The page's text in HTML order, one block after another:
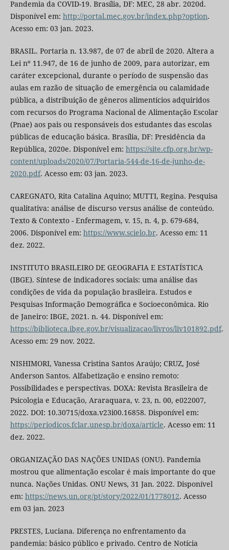
Pandemia da COVID-19. Brasília, DF: MEC, 28 abr. 2020d.
Disponível em: http://portal.mec.gov.br/index.php?option.
Acesso em: 03 jan. 2023.
BRASIL. Portaria n. 13.987, de 07 de abril de 2020. Altera a
Lei nº 11.947, de 16 de junho de 2009, para autorizar, em
caráter excepcional, durante o período de suspensão das
aulas em razão de situação de emergência ou calamidade
pública, a distribuição de gêneros alimentícios adquiridos
com recursos do Programa Nacional de Alimentação Escolar
(Pnae) aos pais ou responsáveis dos estudantes das escolas
públicas de educação básica. Brasília, DF: Presidência da
República, 2020e. Disponível em: https://site.cfp.org.br/wp-
content/uploads/2020/07/Portaria-544-de-16-de-junho-de-
2020.pdf. Acesso em: 03 jan. 2023.
CAREGNATO, Rita Catalina Aquino; MUTTI, Regina. Pesquisa
qualitativa: análise de discurso versus análise de conteúdo.
Texto & Contexto - Enfermagem, v. 15, n. 4, p. 679-684,
2006. Disponível em: https://www.scielo.br. Acesso em: 11
dez. 2022.
INSTITUTO BRASILEIRO DE GEOGRAFIA E ESTATÍSTICA
(IBGE). Síntese de indicadores sociais: uma análise das
condições de vida da população brasileira. Estudos e
Pesquisas Informação Demográfica e Socioeconômica. Rio
de Janeiro: IBGE, 2021. n. 44. Disponível em:
https://biblioteca.ibge.gov.br/visualizacao/livros/liv101892.pdf.
Acesso em: 29 nov. 2022.
NISHIMORI, Vanessa Cristina Santos Araújo; CRUZ, José
Anderson Santos. Alfabetização e ensino remoto:
Possibilidades e perspectivas. DOXA: Revista Brasileira de
Psicologia e Educação, Araraquara, v. 23, n. 00, e022007,
2022. DOI: 10.30715/doxa.v23i00.16858. Disponível em:
https://periodicos.fclar.unesp.br/doxa/article. Acesso em: 11
dez. 2022.
ORGANIZAÇÃO DAS NAÇÕES UNIDAS (ONU). Pandemia
mostrou que alimentação escolar é mais importante do que
nunca. Nações Unidas. ONU News, 31 Jan. 2022. Disponível
em: https://news.un.org/pt/story/2022/01/1778012. Acesso
em 03 jan. 2023
PRESTES, Luciana. Diferença no enfrentamento da
pandemia: básico público e privado. Centro de Notícia